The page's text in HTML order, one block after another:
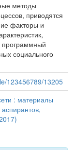
методы
приводятся
факторы и
программный
социального
123456789/13205
: материалы